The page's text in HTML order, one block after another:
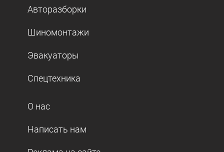
Авторазборки
Шиномонтажи
Эвакуаторы
Спецтехника
О нас
Написать нам